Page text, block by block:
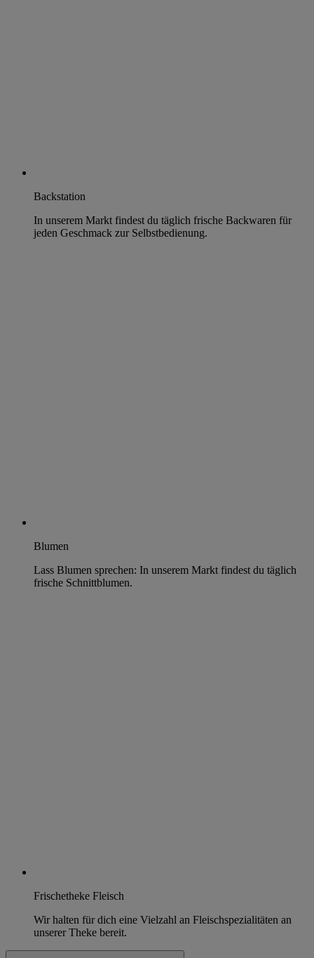
Backstation
In unserem Markt findest du täglich frische Backwaren für
jeden Geschmack zur Selbstbedienung.
Blumen
Lass Blumen sprechen: In unserem Markt findest du täglich
frische Schnittblumen.
Frischetheke Fleisch
Wir halten für dich eine Vielzahl an Fleischspezialitäten an
unserer Theke bereit.